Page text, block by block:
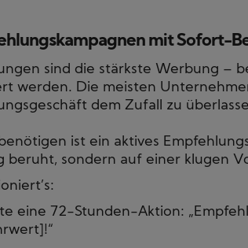
mit Sofort-
sind die stärkste Werbung –
werden. Die meisten
dem Zufall zu
ist ein aktives
beruht, sondern auf einer klugen
eine 72-Stunden-Aktion: